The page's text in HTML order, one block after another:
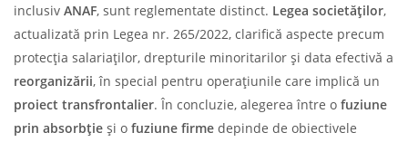
inclusiv ANAF, sunt reglementate distinct. Legea societăților,
actualizată prin Legea nr. 265/2022, clarifică aspecte precum
protecția salariaților, drepturile minoritarilor și data efectivă a
reorganizării, în special pentru operațiunile care implică un
proiect transfrontalier. În concluzie, alegerea între o fuziune
prin absorbție și o fuziune firme depinde de obiectivele